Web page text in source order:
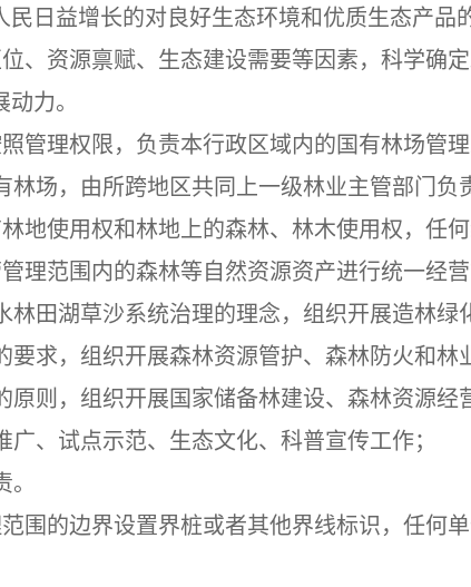
日益增长的对良好生态环境和优质生态产品
、资源禀赋、生态建设需要等因素，科学确
力。
管理权限，负责本行政区域内的国有林场管理
场，由所跨地区共同上一级林业主管部门负
地使用权和林地上的森林、林木使用权，任何
理范围内的森林等自然资源资产进行统一经营
田湖草沙系统治理的理念，组织开展造林绿
求，组织开展森林资源管护、森林防火和林
则，组织开展国家储备林建设、森林资源经
、试点示范、生态文化、科普宣传工作；
围的边界设置界桩或者其他界线标识，任何